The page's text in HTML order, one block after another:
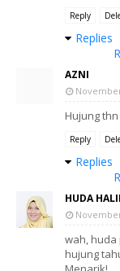
Reply
Replies
AZNI
Hujung
Reply
Replies
HUDA
wah, huda
hujung